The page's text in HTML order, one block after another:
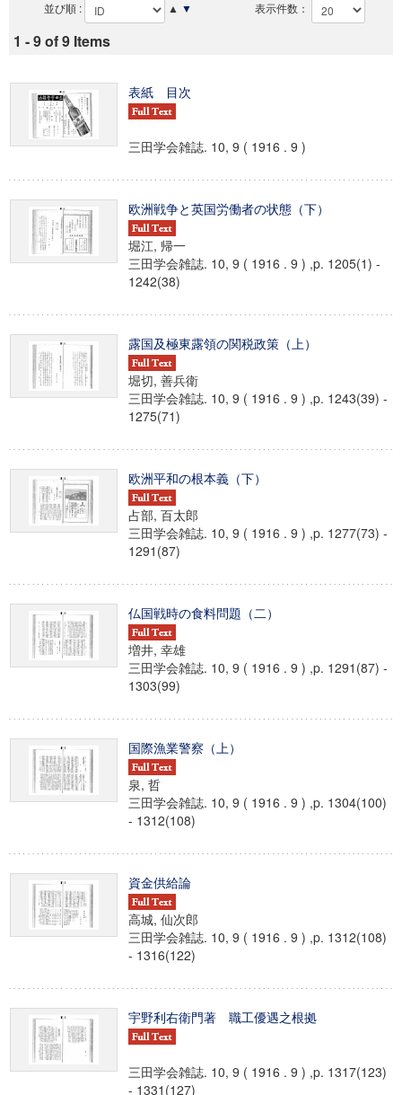
並び順 : ▲ ▼ 表示件数：
1 - 9 of 9 Items
表紙 目次
三田学会雑誌. 10, 9 ( 1916 . 9 )
欧洲戦争と英国労働者の状態（下）
堀江, 帰一
三田学会雑誌. 10, 9 ( 1916 . 9 ) ,p. 1205(1) -
1242(38)
露国及極東露領の関税政策（上）
堀切, 善兵衛
三田学会雑誌. 10, 9 ( 1916 . 9 ) ,p. 1243(39) -
1275(71)
欧洲平和の根本義（下）
占部, 百太郎
三田学会雑誌. 10, 9 ( 1916 . 9 ) ,p. 1277(73) -
1291(87)
仏国戦時の食料問題（二）
増井, 幸雄
三田学会雑誌. 10, 9 ( 1916 . 9 ) ,p. 1291(87) -
1303(99)
国際漁業警察（上）
泉, 哲
三田学会雑誌. 10, 9 ( 1916 . 9 ) ,p. 1304(100)
- 1312(108)
資金供給論
高城, 仙次郎
三田学会雑誌. 10, 9 ( 1916 . 9 ) ,p. 1312(108)
- 1316(122)
宇野利右衛門著 職工優遇之根拠
三田学会雑誌. 10, 9 ( 1916 . 9 ) ,p. 1317(123)
- 1331(127)